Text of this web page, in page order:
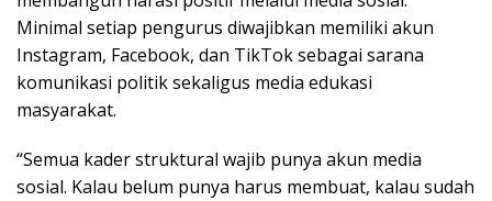
Minimal setiap pengurus diwajibkan memiliki akun
Instagram, Facebook, dan TikTok sebagai sarana
komunikasi politik sekaligus media edukasi
masyarakat.
“Semua kader struktural wajib punya akun media
sosial. Kalau belum punya harus membuat, kalau sudah